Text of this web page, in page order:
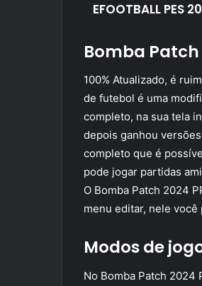
EFOOTBALL PES
Bomba Patch
100% Atualizado, é
de futebol é uma
completo, na sua tela
depois ganhou
completo que é
pode jogar partidas
O Bomba Patch 2024
menu editar, nele
Modos de
No Bomba Patch 2024